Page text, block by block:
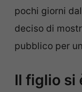
pochi giorni
deciso di
pubblico per
Il figlio si